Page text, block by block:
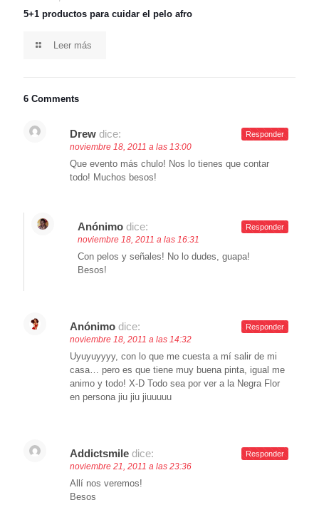
5+1 productos para cuidar el pelo afro
Leer más
6 Comments
Drew dice:
noviembre 18, 2011 a las 13:00
Que evento más chulo! Nos lo tienes que contar
todo! Muchos besos!
Responder
Anónimo dice:
noviembre 18, 2011 a las 16:31
Con pelos y señales! No lo dudes, guapa!
Besos!
Responder
Anónimo dice:
noviembre 18, 2011 a las 14:32
Uyuyuyyyy, con lo que me cuesta a mí salir de mi
casa… pero es que tiene muy buena pinta, igual me
animo y todo! X-D Todo sea por ver a la Negra Flor
en persona jiu jiu jiuuuuu
Responder
Addictsmile dice:
noviembre 21, 2011 a las 23:36
Allí nos veremos!
Besos
Responder